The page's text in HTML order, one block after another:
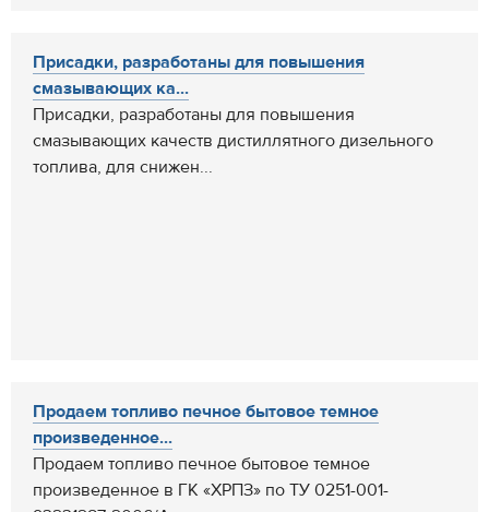
Присадки, разработаны для повышения
смазывающих ка...
Присадки, разработаны для повышения
смазывающих качеств дистиллятного дизельного
топлива, для снижен...
Продаем топливо печное бытовое темное
произведенное...
Продаем топливо печное бытовое темное
произведенное в ГК «ХРПЗ» по ТУ 0251-001-